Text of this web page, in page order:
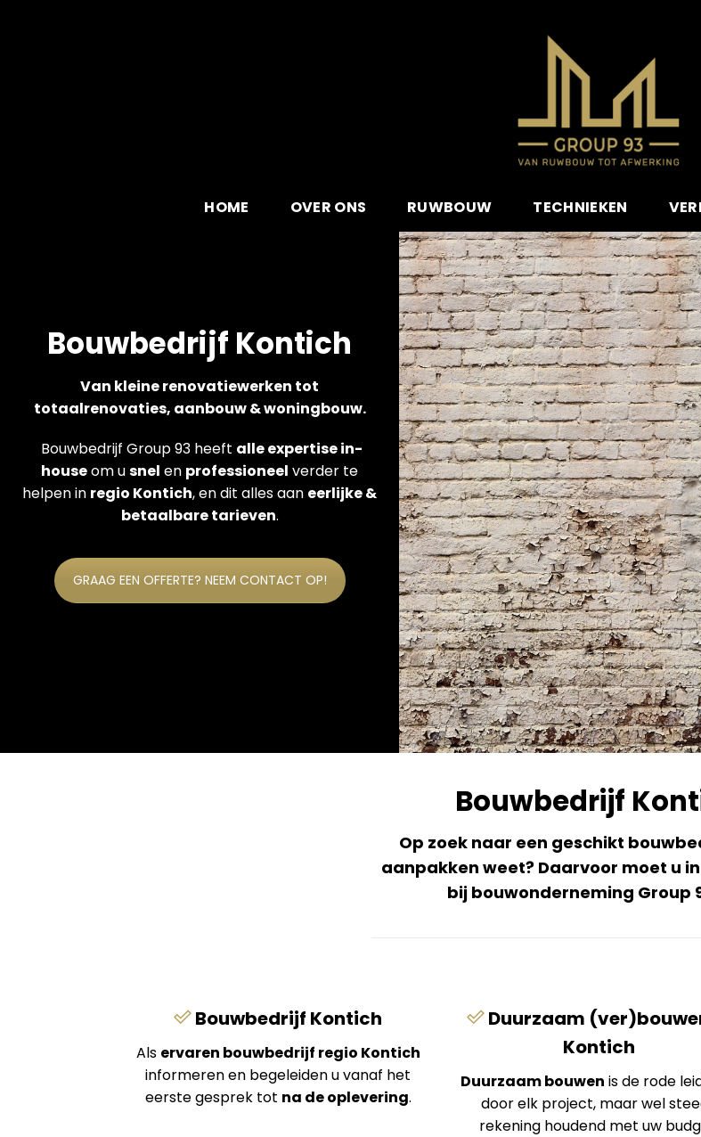
HOME OVER ONS RUWBOUW TECHNIEKEN
Bouwbedrijf Kontich
Van kleine renovatiewerken tot
totaalrenovaties, aanbouw & woningbouw.
Bouwbedrijf Group 93 heeft alle expertise in-
houseom usnel en professioneel verder te
helpen in regio Kontich, en dit alles aan eerlijke &
betaalbare tarieven.
GRAAG EEN OFFERTE? NEEM CONTACT OP!
Bouwbedrijf
Op zoek naar een geschikt
aanpakken weet? Daarvoor moet u
bij bouwonderneming Group
Bouwbedrijf Kontich
Als ervaren bouwbedrijf regio Kontich
informeren en begeleiden u vanaf het
eerste gesprek tot na de oplevering.
Duurzaam
Kontich
Duurzaam bouwen is de rode
door elk project, maar wel
rekening houdend met uw